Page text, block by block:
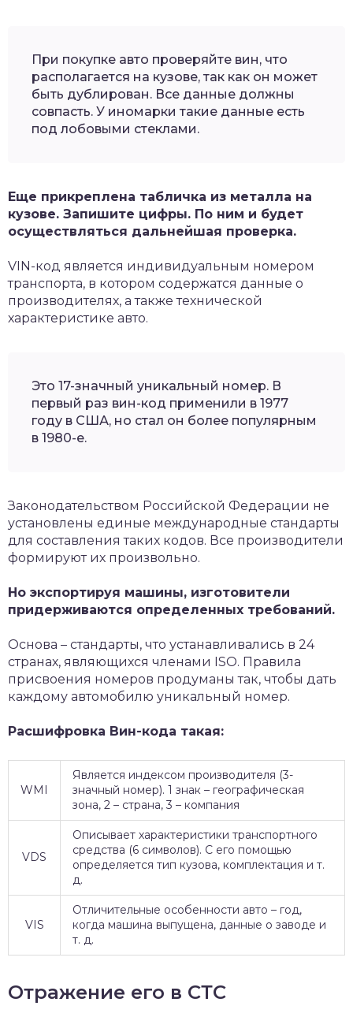
При покупке авто проверяйте вин, что
располагается на кузове, так как он может
быть дублирован. Все данные должны
совпасть. У иномарки такие данные есть
под лобовыми стеклами.
Еще прикреплена табличка из металла на
кузове. Запишите цифры. По ним и будет
осуществляться дальнейшая проверка.
VIN-код является индивидуальным номером
транспорта, в котором содержатся данные о
производителях, а также технической
характеристике авто.
Это 17-значный уникальный номер. В
первый раз вин-код применили в 1977
году в США, но стал он более популярным
в 1980-е.
Законодательством Российской Федерации не
установлены единые международные стандарты
для составления таких кодов. Все производители
формируют их произвольно.
Но экспортируя машины, изготовители
придерживаются определенных требований.
Основа – стандарты, что устанавливались в 24
странах, являющихся членами ISO. Правила
присвоения номеров продуманы так, чтобы дать
каждому автомобилю уникальный номер.
Расшифровка Вин-кода такая:
WMI
Является индексом производителя (3-
значный номер). 1 знак – географическая
зона, 2 – страна, 3 – компания
VDS
Описывает характеристики транспортного
средства (6 символов). С его помощью
определяется тип кузова, комплектация и т.
д.
VIS
Отличительные особенности авто – год,
когда машина выпущена, данные о заводе и
т. д.
Отражение его в СТС